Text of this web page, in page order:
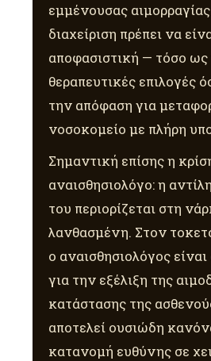
εμμένουσας
διαχείριση πρέπει να
αποφασιστική — τόσο ως
θεραπευτικές επιλογές
την απόφαση για
νοσοκομείο με πλήρη
Σημαντική επίσης η
αναισθησιολόγο: η
του περιορίζεται στη
λανθασμένη. Στον
ο αναισθησιολόγος
για την εξέλιξη της
κατάστασης της
αποτελεί ουσιώδη
κατανομή ευθύνης σε